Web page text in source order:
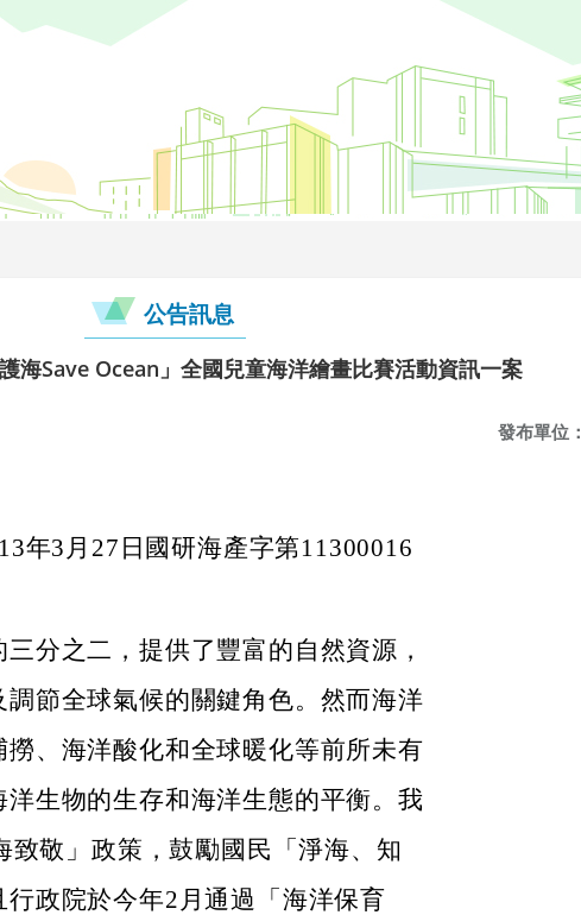
公告訊息
海Save Ocean」全國兒童海洋繪畫比賽活動資訊一案
發布單位：
年3月27日國研海產字第11300016
分之二，提供了豐富的自然資源，
節全球氣候的關鍵角色。然而海洋
、海洋酸化和全球暖化等前所未有
生物的生存和海洋生態的平衡。我
致敬」政策，鼓勵國民「淨海、知
政院於今年2月通過「海洋保育